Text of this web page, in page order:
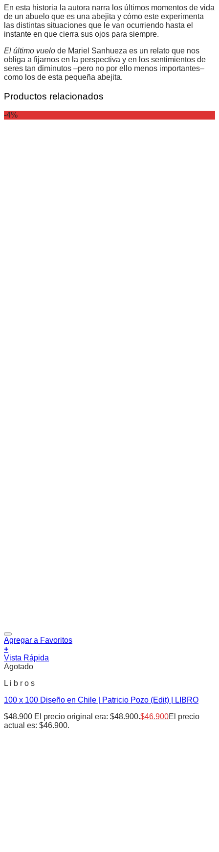
En esta historia la autora narra los últimos momentos de vida
de un abuelo que es una abejita y cómo este experimenta
las distintas situaciones que le van ocurriendo hasta el
instante en que cierra sus ojos para siempre.
El último vuelo de Mariel Sanhueza es un relato que nos
obliga a fijarnos en la perspectiva y en los sentimientos de
seres tan diminutos –pero no por ello menos importantes–
como los de esta pequeña abejita.
Productos relacionados
-4%
Agregar a Favoritos
+
Vista Rápida
Agotado
L i b r o s
100 x 100 Diseño en Chile | Patricio Pozo (Edit) | LIBRO
$48.900 El precio original era: $48.900.$46.900El precio
actual es: $46.900.